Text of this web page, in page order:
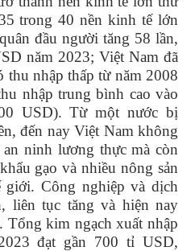
trong 40 nền kinh tế lớn
đầu người tăng 58 lần,
năm 2023; Việt Nam đã
thu nhập thấp từ năm 2008
nhập trung bình cao vào
USD). Từ một nước bị
đến nay Việt Nam không
ninh lương thực mà còn
gạo và nhiều nông sản
giới. Công nghiệp và dịch
liên tục tăng và hiện nay
Tổng kim ngạch xuất nhập
đạt gần 700 tỉ USD,